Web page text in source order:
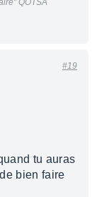
QOTSA
#19
tu auras
bien faire